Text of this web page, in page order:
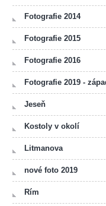
Fotografie 2014
Fotografie 2015
Fotografie 2016
Fotografie 2019 -
Jeseň
Kostoly v okolí
Litmanova
nové foto 2019
Rím